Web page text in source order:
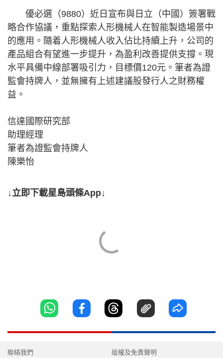
優必選（9880）近日宣布與日立（中國）簽署戰
略合作協議，重點探索人形機械人在智能製造場景中
的應用。隨着人形機械人收入佔比持續上升，公司的
產品組合有望進一步提升，為盈利改善提供支撐。現
水平具備中線部署吸引力，目標價120元。筆者為證
監會持牌人，並無擁有上述建議股發行人之財務權
益。
信達國際研究部
助理經理
筆者為證監會持牌人
陳樂怡
↓立即下載星島頭條App↓
聯絡我們 版權及免責聲明